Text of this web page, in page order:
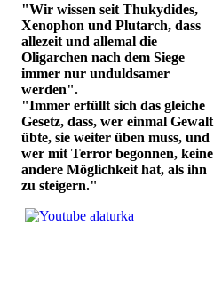
"Wir wissen seit Thukydides,
Xenophon und Plutarch, dass
allezeit und allemal die
Oligarchen nach dem Siege
immer nur unduldsamer
werden".
"Immer erfüllt sich das gleiche
Gesetz, dass, wer einmal Gewalt
übte, sie weiter üben muss, und
wer mit Terror begonnen, keine
andere Möglichkeit hat, als ihn
zu steigern."